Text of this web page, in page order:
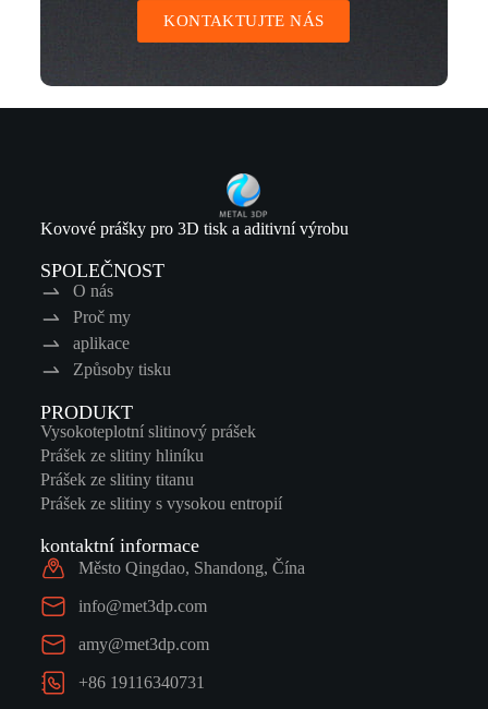
KONTAKTUJTE NÁS
Kovové prášky pro 3D tisk a aditivní výrobu
SPOLEČNOST
O nás
Proč my
aplikace
Způsoby tisku
PRODUKT
Vysokoteplotní slitinový prášek
Prášek ze slitiny hliníku
Prášek ze slitiny titanu
Prášek ze slitiny s vysokou entropií
kontaktní informace
Město Qingdao, Shandong, Čína
info@met3dp.com
amy@met3dp.com
+86 19116340731